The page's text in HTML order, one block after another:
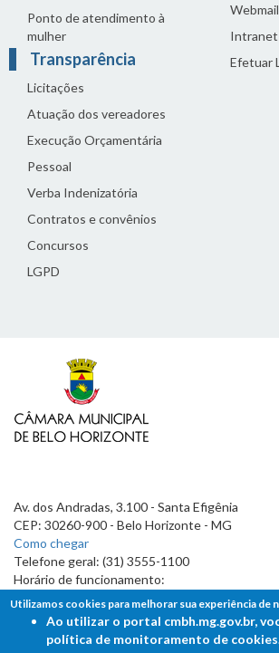
Ponto de atendimento à
mulher
Transparência
Licitações
Atuação dos vereadores
Execução Orçamentária
Pessoal
Verba Indenizatória
Contratos e convênios
Concursos
LGPD
Webmail
Intranet
Efetuar
Av. dos Andradas, 3.100 - Santa Efigênia
CEP: 30260-900 - Belo Horizonte - MG
Como chegar
Telefone geral: (31) 3555-1100
Horário de funcionamento:
7h às 19h
Utilizamos cookies para melhorar sua experiência de
Ao utilizar o portal cmbh.mg.gov.br,
política de monitoramento de